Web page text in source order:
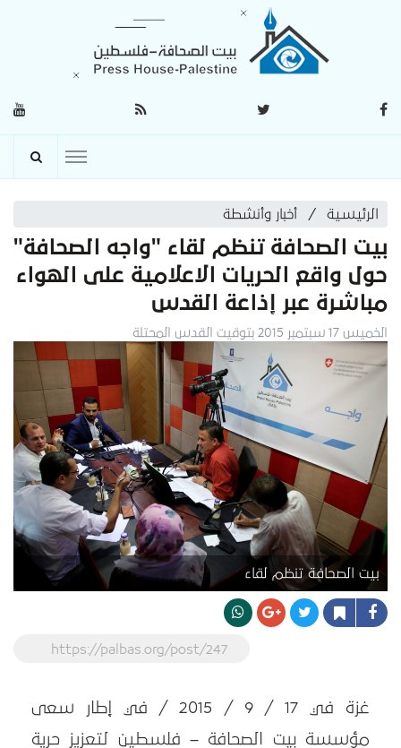
الرئيسية أخبار وأنشطة
بيت الصحافة تنظم لقاء "واجه الصحافة"
حول واقع الحريات الاعلامية على الهواء
مباشرة عبر إذاعة القدس
الخميس 17 سبتمبر 2015 بتوقيت القدس المحتلة
بيت الصحافة تنظم لقاء
https://palbas.org/post/247
غزة في 17 / 9 / 2015 / في إطار سعى
مؤسسة بيت الصحافة – فلسطين لتعزيز حرية